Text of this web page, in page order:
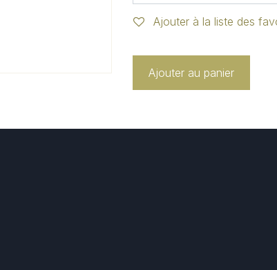
Ajouter à la liste des
Ajouter au panier